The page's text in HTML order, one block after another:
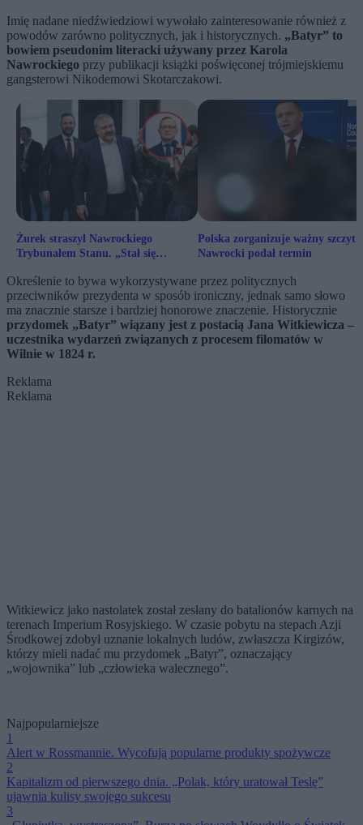
Imię nadane niedźwiedziowi wywołało zainteresowanie również z
powodów zarówno politycznych, jak i historycznych. „Batyr” to
bowiem pseudonim literacki używany przez Karola
Nawrockiego przy publikacji książki poświęconej trójmiejskiemu
gangsterowi Nikodemowi Skotarczakowi.
Żurek straszył Nawrockiego
Trybunałem Stanu. „Stał się
Polska zorganizuje ważny szczyt.
Nawrocki podał termin
Określenie to bywa wykorzystywane przez politycznych
przeciwników prezydenta w sposób ironiczny, jednak samo słowo
ma znacznie starsze i bardziej honorowe znaczenie. Historycznie
przydomek „Batyr” wiązany jest z postacią Jana Witkiewicza –
uczestnika wydarzeń związanych z procesem filomatów w
Wilnie w 1824 r.
Reklama
Reklama
Witkiewicz jako nastolatek został zesłany do batalionów karnych na
terenach Imperium Rosyjskiego. W czasie pobytu na stepach Azji
Środkowej zdobył uznanie lokalnych ludów, zwłaszcza Kirgizów,
którzy mieli nadać mu przydomek „Batyr”, oznaczający
„wojownika” lub „człowieka walecznego”.
Najpopularniejsze
1
Alert w Rossmannie. Wycofują popularne produkty spożywcze
2
Kapitalizm od pierwszego dnia. „Polak, który uratował Teslę”
ujawnia kulisy swojego sukcesu
3